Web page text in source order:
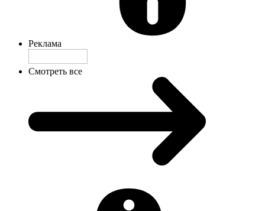
Реклама
Смотреть все